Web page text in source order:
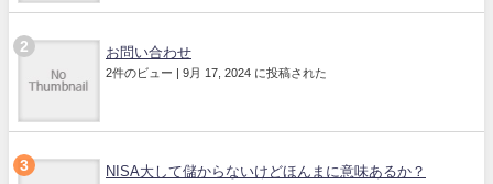
お問い合わせ
2件のビュー 9月 17, 2024 に投稿された
NISA大して儲からないけどほんまに意味あるか？